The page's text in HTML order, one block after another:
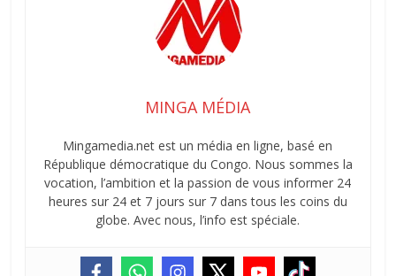
MINGA MÉDIA
Mingamedia.net est un média en ligne, basé en
République démocratique du Congo. Nous sommes la
vocation, l’ambition et la passion de vous informer 24
heures sur 24 et 7 jours sur 7 dans tous les coins du
globe. Avec nous, l’info est spéciale.